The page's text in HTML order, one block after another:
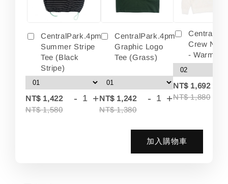
CentralPark.4pm
Summer Stripe
Tee (Black
Stripe)
NT$ 1,422
NT$ 1,580
- +
CentralPark.4pm
Graphic Logo
Tee (Grass)
NT$ 1,242
NT$ 1,380
- +
Crew
- Warm
NT$ 1,692
NT$ 1,880
加入購物車